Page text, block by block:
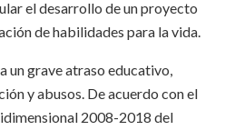
el desarrollo de un proyecto
de habilidades para la vida.
un grave atraso educativo,
y abusos. De acuerdo con el
2008-2018 del